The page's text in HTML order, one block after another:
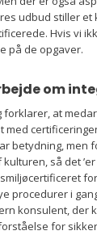
udbud stiller et
Hvis vi
på de opgaver.
om
forklarer, at
med
betydning, men
så det ’er
procedurer i
konsulent, der
for